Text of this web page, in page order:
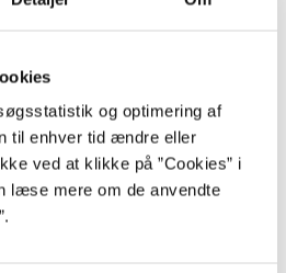
og optimering af
til enhver tid ændre eller
ved at klikke på ”Cookies” i
læse mere om de anvendte
...
...
...
...
...
...